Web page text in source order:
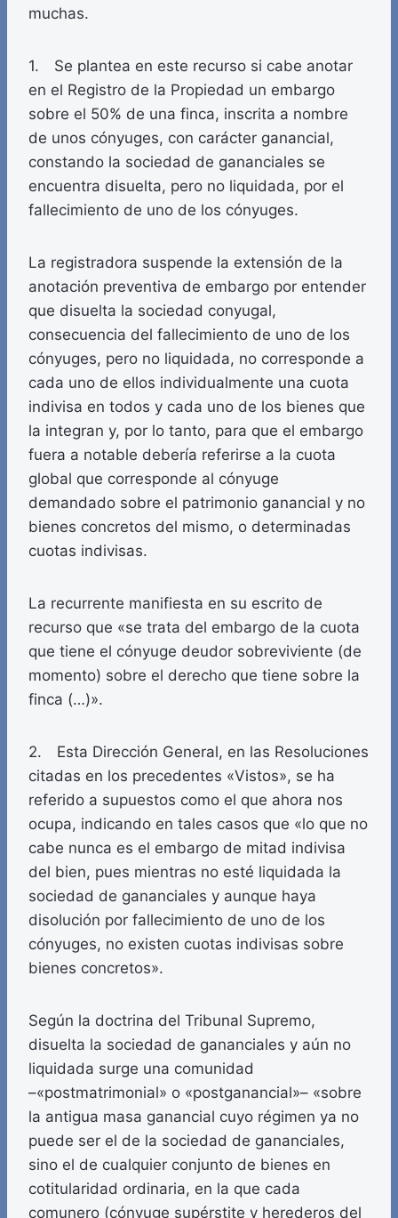
muchas.
1. Se plantea en este recurso si cabe anotar
en el Registro de la Propiedad un embargo
sobre el 50% de una finca, inscrita a nombre
de unos cónyuges, con carácter ganancial,
constando la sociedad de gananciales se
encuentra disuelta, pero no liquidada, por el
fallecimiento de uno de los cónyuges.
La registradora suspende la extensión de la
anotación preventiva de embargo por entender
que disuelta la sociedad conyugal,
consecuencia del fallecimiento de uno de los
cónyuges, pero no liquidada, no corresponde a
cada uno de ellos individualmente una cuota
indivisa en todos y cada uno de los bienes que
la integran y, por lo tanto, para que el embargo
fuera a notable debería referirse a la cuota
global que corresponde al cónyuge
demandado sobre el patrimonio ganancial y no
bienes concretos del mismo, o determinadas
cuotas indivisas.
La recurrente manifiesta en su escrito de
recurso que «se trata del embargo de la cuota
que tiene el cónyuge deudor sobreviviente (de
momento) sobre el derecho que tiene sobre la
finca (…)».
2. Esta Dirección General, en las Resoluciones
citadas en los precedentes «Vistos», se ha
referido a supuestos como el que ahora nos
ocupa, indicando en tales casos que «lo que no
cabe nunca es el embargo de mitad indivisa
del bien, pues mientras no esté liquidada la
sociedad de gananciales y aunque haya
disolución por fallecimiento de uno de los
cónyuges, no existen cuotas indivisas sobre
bienes concretos».
Según la doctrina del Tribunal Supremo,
disuelta la sociedad de gananciales y aún no
liquidada surge una comunidad
–«postmatrimonial» o «postganancial»– «sobre
la antigua masa ganancial cuyo régimen ya no
puede ser el de la sociedad de gananciales,
sino el de cualquier conjunto de bienes en
cotitularidad ordinaria, en la que cada
comunero (cónyuge supérstite y herederos del